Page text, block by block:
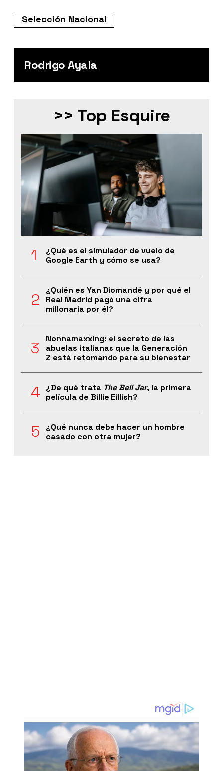
Selección Nacional
Rodrigo Ayala
>> Top Esquire
¿Qué es el simulador de vuelo de
Google Earth y cómo se usa?
¿Quién es Yan Diomandé y por qué el
Real Madrid pagó una cifra
millonaria por él?
Nonnamaxxing: el secreto de las
abuelas italianas que la Generación
Z está retomando para su bienestar
¿De qué trata The Bell Jar, la primera
película de Billie Eillish?
¿Qué nunca debe hacer un hombre
casado con otra mujer?